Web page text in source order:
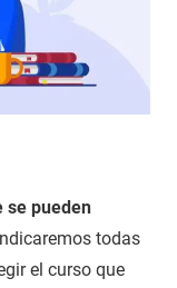
se pueden
todas
el curso que